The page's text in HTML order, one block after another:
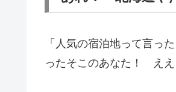
「人気の宿泊地って言っ
ったそこのあなた！ ええ